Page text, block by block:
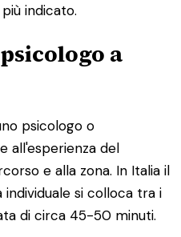
indicato.
a
psicologo o
all'esperienza del
e alla zona. In Italia il
si colloca tra i
di circa 45-50 minuti.